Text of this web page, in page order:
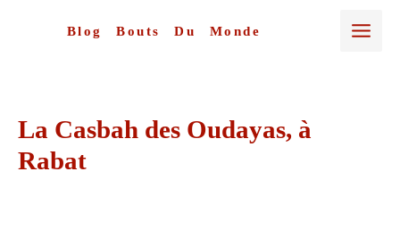
Blog Bouts Du Monde
La Casbah des Oudayas, à
Rabat